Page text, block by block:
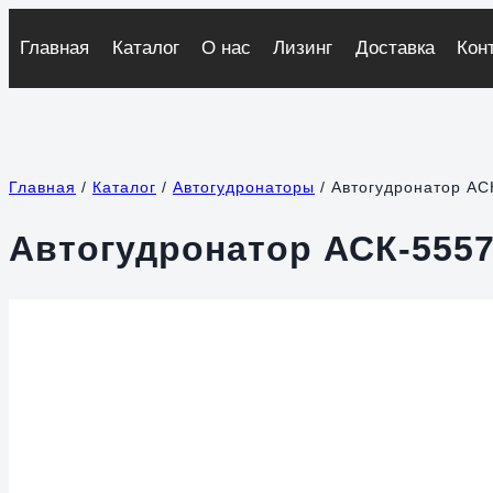
Главная Каталог О нас Лизинг Доставка
Главная / Каталог / Автогудронаторы / Автогудронатор
Автогудронатор АСК-